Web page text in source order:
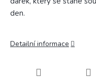
den.
Detailní informace